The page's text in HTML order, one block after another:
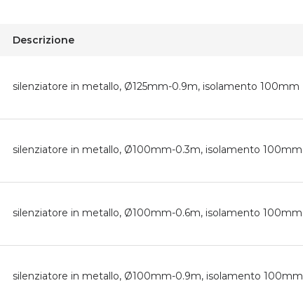
Descrizione
silenziatore in metallo, Ø125mm-0.9m, isolamento 100mm
silenziatore in metallo, Ø100mm-0.3m, isolamento 100mm
silenziatore in metallo, Ø100mm-0.6m, isolamento 100mm
silenziatore in metallo, Ø100mm-0.9m, isolamento 100mm